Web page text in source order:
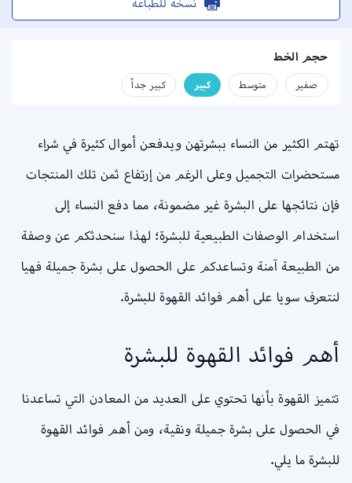
نسخة للطباعة
حجم الخط
صفير متوسط كبير كبير جداً
تهتم الكثير من النساء ببشرتهن ويدفعن أموال كثيرة في شراء
مستحضرات التجميل وعلى الرغم من إرتفاع ثمن تلك المنتجات
فإن نتائجها على البشرة غير مضمونة، مما دفع النساء إلى
استخدام الوصفات الطبيعية للبشرة؛ لهذا سنحدثكم عن وصفة
من الطبيعة آمنة وتساعدكم على الحصول على بشرة جميلة فهيا
لنتعرف سويا على أهم فوائد القهوة للبشرة.
أهم فوائد القهوة للبشرة
تتميز القهوة بأنها تحتوي على العديد من المعادن التي تساعدنا
في الحصول على بشرة جميلة ونقية، ومن أهم فوائد القهوة
للبشرة ما يلي.